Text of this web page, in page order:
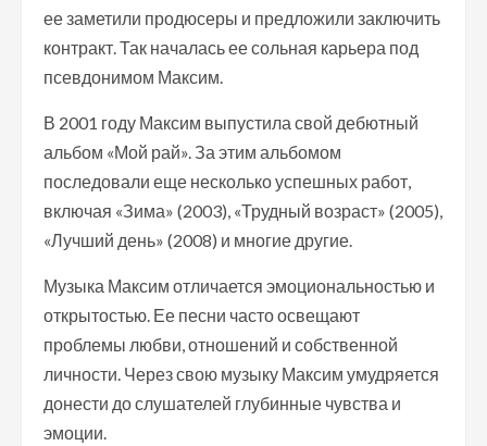
ее заметили продюсеры и предложили заключить
контракт. Так началась ее сольная карьера под
псевдонимом Максим.
В 2001 году Максим выпустила свой дебютный
альбом «Мой рай». За этим альбомом
последовали еще несколько успешных работ,
включая «Зима» (2003), «Трудный возраст» (2005),
«Лучший день» (2008) и многие другие.
Музыка Максим отличается эмоциональностью и
открытостью. Ее песни часто освещают
проблемы любви, отношений и собственной
личности. Через свою музыку Максим умудряется
донести до слушателей глубинные чувства и
эмоции.